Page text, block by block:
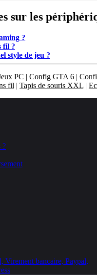
sur les
?
fil ?
style de jeu ?
PC | Config GTA 6 |
fil | Tapis de souris XXL |
?